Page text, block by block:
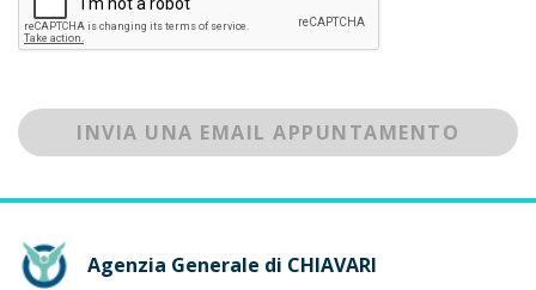
INVIA UNA EMAIL APPUNTAMENTO
Agenzia Generale di CHIAVARI